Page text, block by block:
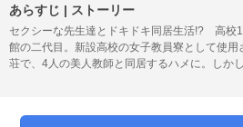
あらすじ | ストーリー
セクシーな先生達とドキドキ同居生活!? 高校
館の二代目。新設高校の女子教員寮として使用
荘で、4人の美人教師と同居するハメに。しか
えぬセクシー＆自堕落ぶりで……。一つ屋根の